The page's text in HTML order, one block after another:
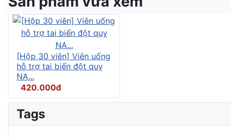
[Hộp 30 viên] Viên uống
hỗ trợ tai biến đột quỵ
NA...
420.000đ
Tags